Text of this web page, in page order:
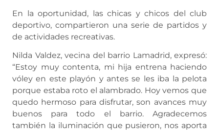
En la oportunidad, las chicas y chicos del club
deportivo, compartieron una serie de partidos y
de actividades recreativas.
Nilda Valdez, vecina del barrio Lamadrid, expresó:
“Estoy muy contenta, mi hija entrena haciendo
vóley en este playón y antes se les iba la pelota
porque estaba roto el alambrado. Hoy vemos que
quedo hermoso para disfrutar, son avances muy
buenos para todo el barrio. Agradecemos
también la iluminación que pusieron, nos aporta